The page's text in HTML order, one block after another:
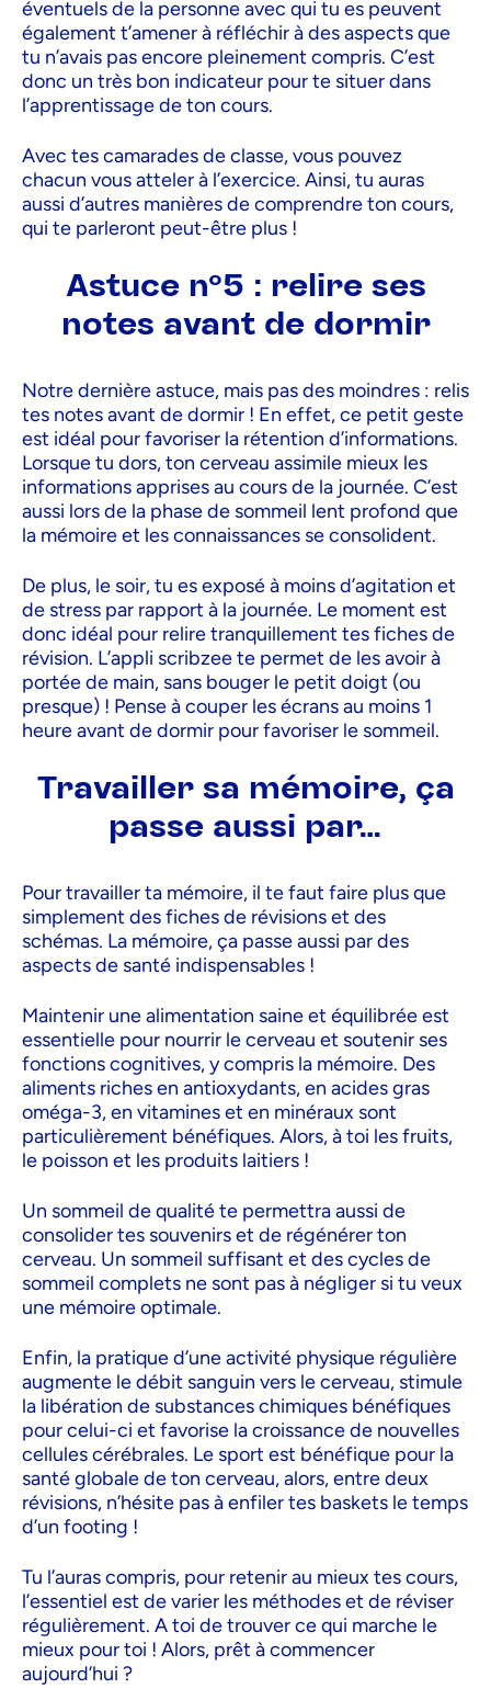
éventuels de la personne avec qui tu es peuvent
également t’amener à réfléchir à des aspects que
tu n’avais pas encore pleinement compris. C’est
donc un très bon indicateur pour te situer dans
l’apprentissage de ton cours.
Avec tes camarades de classe, vous pouvez
chacun vous atteler à l’exercice. Ainsi, tu auras
aussi d’autres manières de comprendre ton cours,
qui te parleront peut-être plus !
Astuce n°5 : relire ses
notes avant de dormir
Notre dernière astuce, mais pas des moindres : relis
tes notes avant de dormir ! En effet, ce petit geste
est idéal pour favoriser la rétention d’informations.
Lorsque tu dors, ton cerveau assimile mieux les
informations apprises au cours de la journée. C’est
aussi lors de la phase de sommeil lent profond que
la mémoire et les connaissances se consolident.
De plus, le soir, tu es exposé à moins d’agitation et
de stress par rapport à la journée. Le moment est
donc idéal pour relire tranquillement tes fiches de
révision. L’appli scribzee te permet de les avoir à
portée de main, sans bouger le petit doigt (ou
presque) ! Pense à couper les écrans au moins 1
heure avant de dormir pour favoriser le sommeil.
Travailler sa mémoire, ça
passe aussi par…
Pour travailler ta mémoire, il te faut faire plus que
simplement des fiches de révisions et des
schémas. La mémoire, ça passe aussi par des
aspects de santé indispensables !
Maintenir une alimentation saine et équilibrée est
essentielle pour nourrir le cerveau et soutenir ses
fonctions cognitives, y compris la mémoire. Des
aliments riches en antioxydants, en acides gras
oméga-3, en vitamines et en minéraux sont
particulièrement bénéfiques. Alors, à toi les fruits,
le poisson et les produits laitiers !
Un sommeil de qualité te permettra aussi de
consolider tes souvenirs et de régénérer ton
cerveau. Un sommeil suffisant et des cycles de
sommeil complets ne sont pas à négliger si tu veux
une mémoire optimale.
Enfin, la pratique d’une activité physique régulière
augmente le débit sanguin vers le cerveau, stimule
la libération de substances chimiques bénéfiques
pour celui-ci et favorise la croissance de nouvelles
cellules cérébrales. Le sport est bénéfique pour la
santé globale de ton cerveau, alors, entre deux
révisions, n’hésite pas à enfiler tes baskets le temps
d’un footing !
Tu l’auras compris, pour retenir au mieux tes cours,
l’essentiel est de varier les méthodes et de réviser
régulièrement. A toi de trouver ce qui marche le
mieux pour toi ! Alors, prêt à commencer
aujourd’hui ?